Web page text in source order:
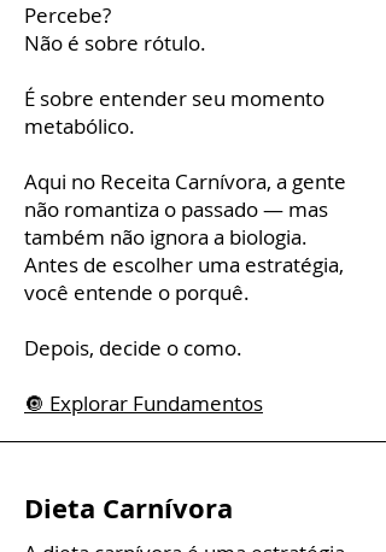
Percebe?
Não é sobre rótulo.
É sobre entender seu momento
metabólico.
Aqui no Receita Carnívora, a gente
não romantiza o passado — mas
também não ignora a biologia.
Antes de escolher uma estratégia,
você entende o porquê.
Depois, decide o como.
🔘 Explorar Fundamentos
Dieta Carnívora